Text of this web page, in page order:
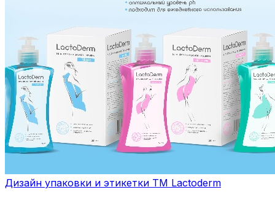
Дизайн упаковки и этикетки ТМ Lactoderm